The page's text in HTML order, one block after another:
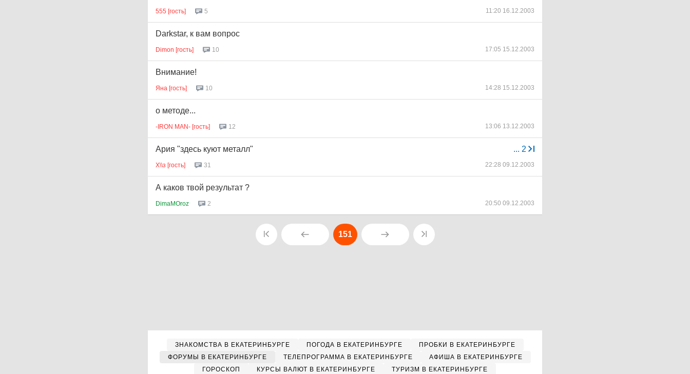
555 [гость] 5 11:20 16.12.2003
Darkstar, к вам вопрос
Dimon [гость] 10 17:05 15.12.2003
Внимание!
Яна [гость] 10 14:28 15.12.2003
о методе...
-IRON MAN- [гость] 12 13:06 13.12.2003
... 2
Ария "здесь куют металл"
Х\\з [гость] 31 22:28 09.12.2003
А каков твой результат ?
DimaMOroz 2 20:50 09.12.2003
151
ЗНАКОМСТВА В ЕКАТЕРИНБУРГЕ ПОГОДА В ЕКАТЕРИНБУРГЕ
ПРОБКИ В ЕКАТЕРИНБУРГЕ
ФОРУМЫ В ЕКАТЕРИНБУРГЕ
ТЕЛЕПРОГРАММА В ЕКАТЕРИНБУРГЕ
АФИША В ЕКАТЕРИНБУРГЕ
ГОРОСКОП
КУРСЫ ВАЛЮТ В ЕКАТЕРИНБУРГЕ ТУРИЗМ В ЕКАТЕРИНБУРГЕ